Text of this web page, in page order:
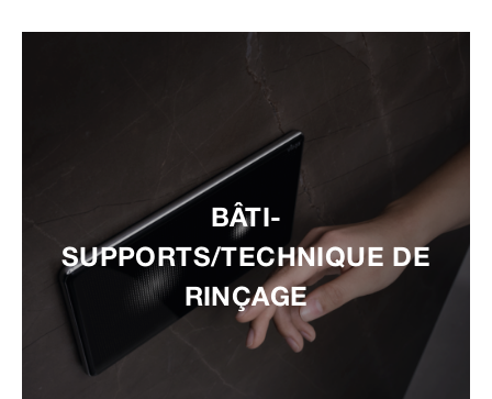
BÂTI-
SUPPORTS/TECHNIQUE DE
RINÇAGE